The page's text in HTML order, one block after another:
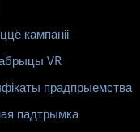
кампаніі
VR
прадпрыемства
падтрымка